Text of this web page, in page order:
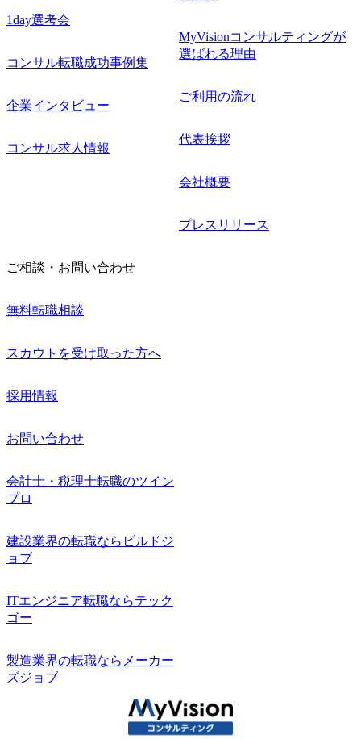
1day選考会
コンサル転職成功事例集
企業インタビュー
コンサル求人情報
MyVisionコンサルティングが
選ばれる理由
ご利用の流れ
代表挨拶
会社概要
プレスリリース
ご相談・お問い合わせ
無料転職相談
スカウトを受け取った方へ
採用情報
お問い合わせ
会計士・税理士転職のツイン
プロ
建設業界の転職ならビルドジ
ョブ
ITエンジニア転職ならテック
ゴー
製造業界の転職ならメーカー
ズジョブ